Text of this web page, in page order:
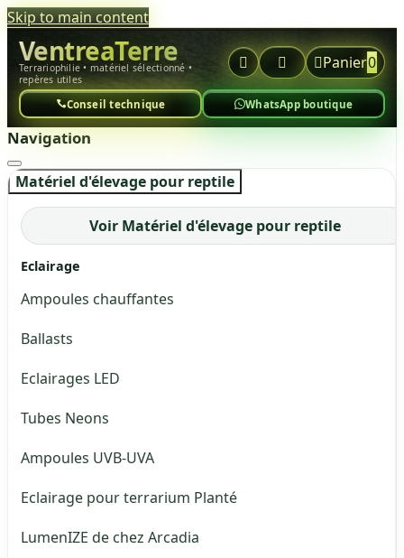
Skip to main content
VentreaTerre
Terrariophilie • matériel sélectionné •
repères utiles
  Panier0
Conseil technique WhatsApp boutique
Navigation
Matériel d'élevage pour reptile
Voir Matériel d'élevage pour reptile
Eclairage
Ampoules chauffantes
Ballasts
Eclairages LED
Tubes Neons
Ampoules UVB-UVA
Eclairage pour terrarium Planté
LumenIZE de chez Arcadia